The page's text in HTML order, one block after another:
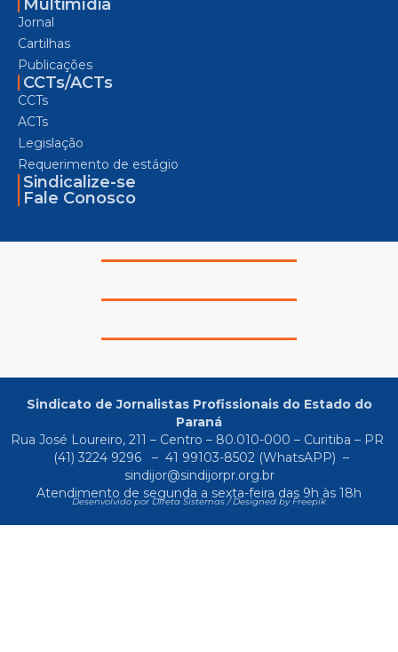
Multimídia
Jornal
Cartilhas
Publicações
CCTs/ACTs
CCTs
ACTs
Legislação
Requerimento de estágio
Sindicalize-se
Fale Conosco
Sindicato de Jornalistas Profissionais do Estado do
Paraná
Rua José Loureiro, 211 – Centro – 80.010-000 – Curitiba – PR
(41) 3224 9296
– 41 99103-8502(WhatsAPP) –
sindijor@sindijorpr.org.br
Atendimento de segunda a sexta-feira das 9h às 18h
Desenvolvido por Direta Sistemas /Designed by Freepik